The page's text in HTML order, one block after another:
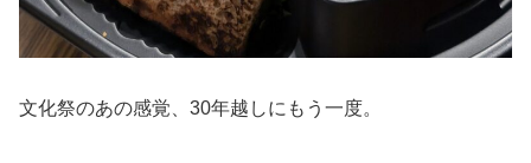
文化祭のあの感覚、30年越しにもう一度。